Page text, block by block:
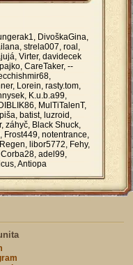
DivoškaGina,
strela007, roal,
Virter, davidecek
CareTaker, --
Lorein, rasty.tom,
K.u.b.a99,
MulTiTalenT,
batist, luzroid,
záhyč, Black Shuck,
Frost449, notentrance,
libor5772, Fehy,
adel99,
Antiopa